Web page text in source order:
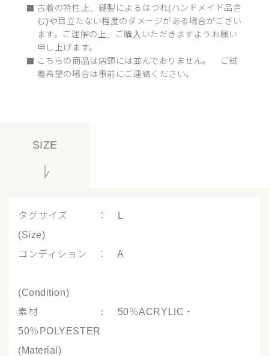
古着の特性上、縫製によるほつれ(ハンドメイド品含
む)や目立たない程度のダメージがある場合がござい
ます。ご理解の上、ご購入いただきますようお願い
申し上げます。
こちらの商品は店頭には並んでおりません。 ご試
着希望の場合は事前にご連絡ください。
SIZE
タグサイズ ： L
(Size)
コンディション ： A
(Condition)
素材 ： 50％ACRYLIC・
50％POLYESTER
(Material)